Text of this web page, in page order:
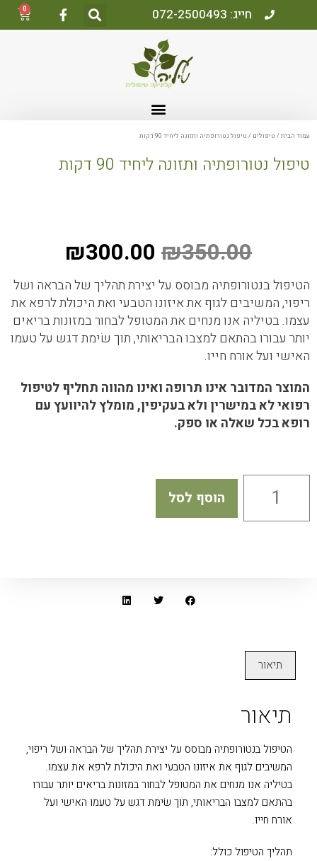
חייג: 072-2500493 0
עמוד הבית/ טיפולים / טיפול נטורופתיה ותזונה ליחיד 90 דקות
טיפול נטורופתיה ותזונה ליחיד 90 דקות
₪350.00
₪300.00
הטיפול בנטורופתיה מבוסס על יצירת תהליך של הבראה ושל
ריפוי, המשיבים לגוף את איזונו הטבעי ואת היכולת לרפא את
עצמו. בטיליה אנו מנחים את המטופל לבחור במזונות בריאים
יותר עבורו בהתאם למצבו הבריאותי, תוך שׂימת דגש על טעמו
האישי ועל אורח חייו.
המוצר המדובר אינו תרופה ואינו מהווה תחליף לטיפול
רפואי לא במישרין ולא בעקיפין, מומלץ להיוועץ עם
רופא בכל שאלה או ספק.
הוסף לסל
תיאור
תיאור
הטיפול בנטורופתיה מבוסס על יצירת תהליך של הבראה ושל ריפוי,
המשיבים לגוף את איזונו הטבעי ואת היכולת לרפא את עצמו.
בטיליה אנו מנחים את המטופל לבחור במזונות בריאים יותר עבורו
בהתאם למצבו הבריאותי, תוך שׂימת דגש על טעמו האישי ועל
אורח חייו.
תהליך הטיפול כולל: